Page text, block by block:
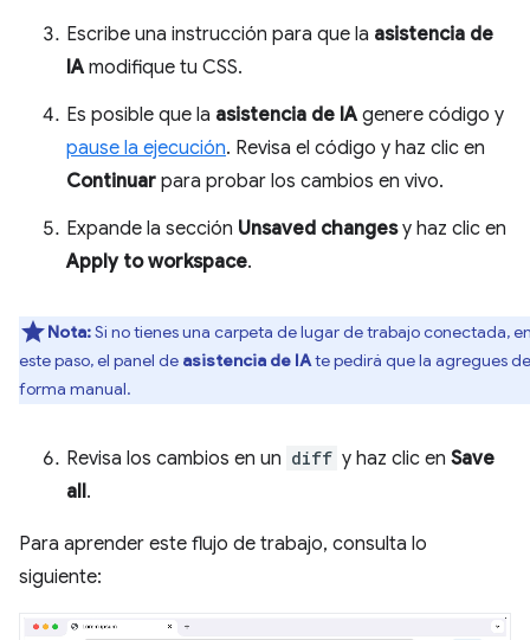
Escribe una instrucción para que la asistencia de
IA modifique tu CSS.
Es posible que la asistencia de IA genere código y
pause la ejecución. Revisa el código y haz clic en
Continuar para probar los cambios en vivo.
Expande la sección Unsaved changesy haz clic en
Apply to workspace.
Nota:Si no tienes una carpeta de lugar de trabajo conectada,
este paso, el panel de asistencia de IAte pedirá que la agregues de
forma manual.
Revisa los cambios en un diff y haz clic en Save
all.
Para aprender este flujo de trabajo, consulta lo
siguiente: